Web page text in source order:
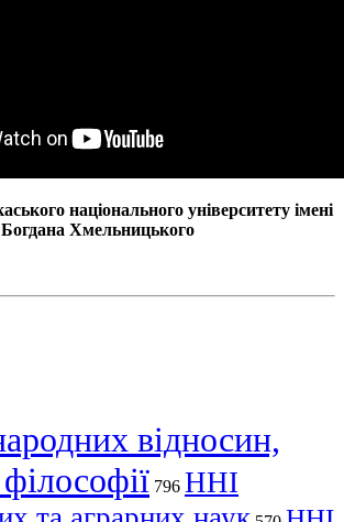
національного університету імені
Богдана Хмельницького
відносин,
філософії 796 ННІ